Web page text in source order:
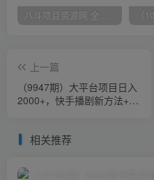
八斗项目资源网 全网正品VIP课程 无损下载~
上一篇
（9947期）大平台项目日入
2000+，快手播剧新方法+持
相关推荐